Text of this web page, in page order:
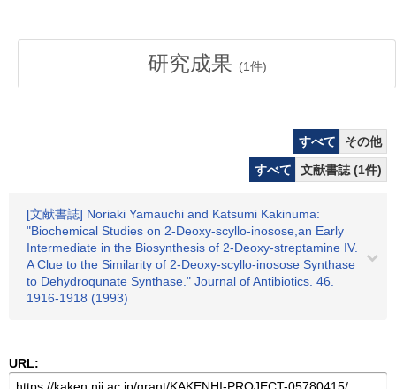
研究成果 (1件)
すべて
その他
すべて
文献書誌 (1件)
[文献書誌] Noriaki Yamauchi and Katsumi Kakinuma:
"Biochemical Studies on 2-Deoxy-scyllo-inosose,an Early
Intermediate in the Biosynthesis of 2-Deoxy-streptamine IV.
A Clue to the Similarity of 2-Deoxy-scyllo-inosose Synthase
to Dehydroqunate Synthase." Journal of Antibiotics. 46.
1916-1918 (1993)
URL: